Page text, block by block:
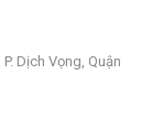
Dịch Vọng, Quận